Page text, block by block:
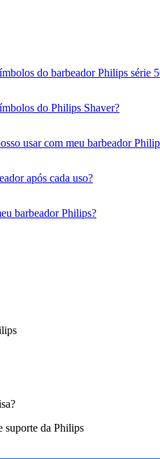
do barbeador Philips série
do Philips Shaver?
usar com meu barbeador
após cada uso?
barbeador Philips?
suporte da Philips